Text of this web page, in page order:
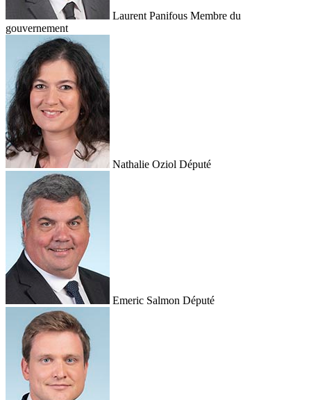
Laurent Panifous Membre du
gouvernement
Nathalie Oziol Député
Emeric Salmon Député